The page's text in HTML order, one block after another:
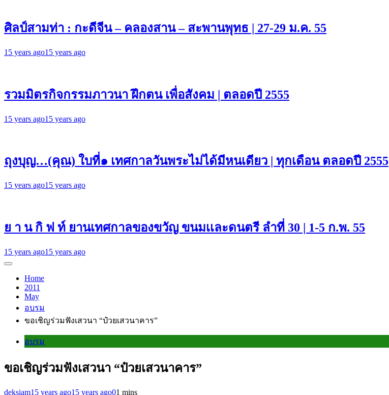
ศิลป์สามท่า : กะดีจีน – คลองสาน – สะพานพุทธ | 27-29 ม.ค. 55
15 years ago15 years ago
รวมมิตรกิจกรรมภาวนา ฝึกตน เพื่อสังคม | ตลอดปี 2555
15 years ago15 years ago
ถุงบุญ…(คุณ) ใบที่๑ เทศกาลวันพระไม่ได้มีหนเดียว | ทุกเดือน ตลอดปี 2555
15 years ago15 years ago
ย า น กิ ฟ ท์ ยานเทศกาลของขวัญ ขนมเเละดนตรี ลำที่ 30 | 1-5 ก.พ. 55
15 years ago15 years ago
Home
2011
May
อบรม
ขอเชิญร่วมฟังเสวนา “ป๋วยเสวนาคาร”
อบรม
ขอเชิญร่วมฟังเสวนา “ป๋วยเสวนาคาร”
deksiam15 years ago15 years ago01 mins